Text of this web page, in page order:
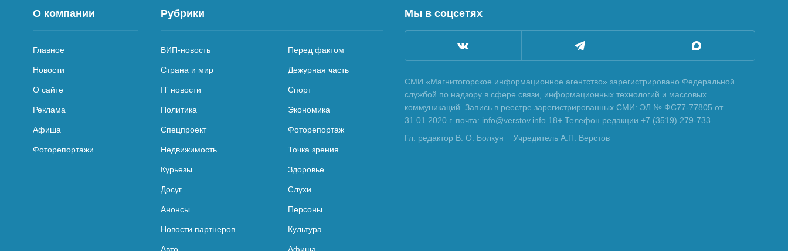
О компании
Главное
Новости
О сайте
Реклама
Афиша
Фоторепортажи
Рубрики
ВИП-новость Перед фактом
Страна и мир Дежурная часть
IT новости Спорт
Политика Экономика
Спецпроект Фоторепортаж
Недвижимость Точка зрения
Курьезы Здоровье
Досуг Слухи
Анонсы Персоны
Новости партнеров Культура
Мы в соцсетях
СМИ «Магнитогорское информационное агентство» зарегистрировано Федеральной
службой по надзору в сфере связи, информационных технологий и массовых
коммуникаций. Запись в реестре зарегистрированных СМИ: ЭЛ № ФС77-77805 от
31.01.2020 г. почта: info@verstov.info 18+ Телефон редакции +7 (3519) 279-733
Гл. редактор В. О. Болкун
Учредитель А.П. Верстов